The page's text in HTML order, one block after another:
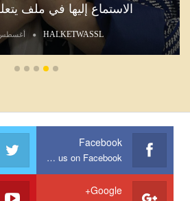
الاستماع إليها في ملف
HALKETWASSL أغسطس 7,
Facebook
Join us on Facebook
Google+